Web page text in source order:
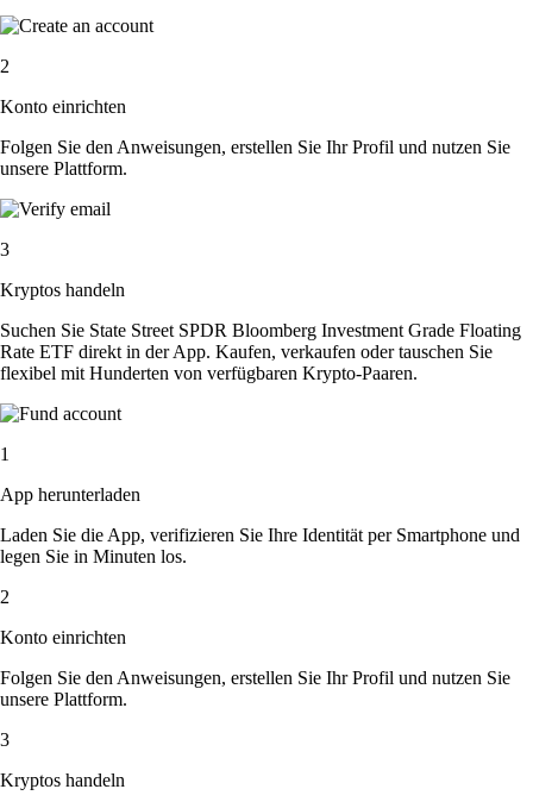
2
Konto einrichten
Folgen Sie den Anweisungen, erstellen Sie Ihr Profil und nutzen Sie
unsere Plattform.
3
Kryptos handeln
Suchen Sie State Street SPDR Bloomberg Investment Grade Floating
Rate ETF direkt in der App. Kaufen, verkaufen oder tauschen Sie
flexibel mit Hunderten von verfügbaren Krypto-Paaren.
1
App herunterladen
Laden Sie die App, verifizieren Sie Ihre Identität per Smartphone und
legen Sie in Minuten los.
2
Konto einrichten
Folgen Sie den Anweisungen, erstellen Sie Ihr Profil und nutzen Sie
unsere Plattform.
3
Kryptos handeln